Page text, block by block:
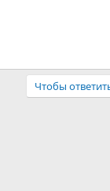
Чтобы